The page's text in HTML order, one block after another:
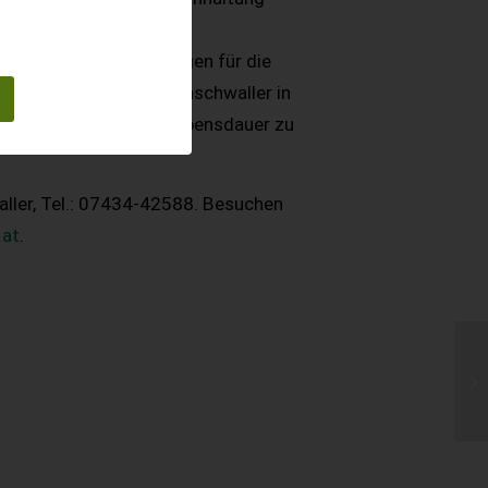
Lebensbedingungen für die
ist Schweinschwaller in
und höchster Lebensdauer zu
Tel.: 07434-42588. Besuchen